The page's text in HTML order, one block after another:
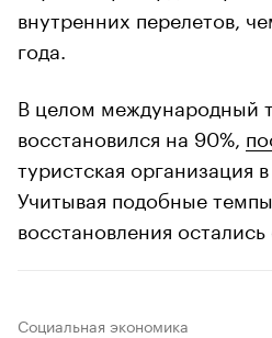
внутренних перелетов,
года.
В целом международный
восстановился на 90%,
туристская организация
Учитывая подобные
восстановления
Социальная экономика